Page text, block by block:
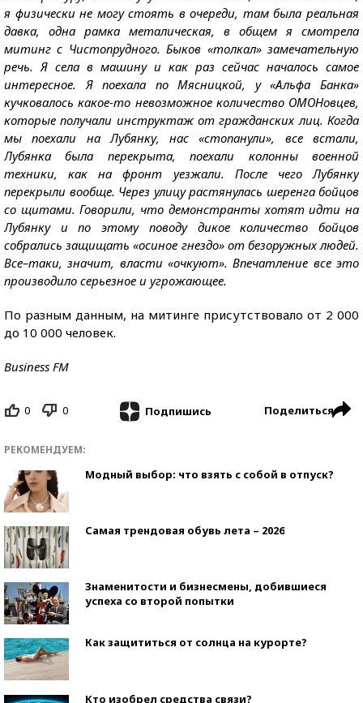
я физически не могу стоять в очереди, там была реальная
давка, одна рамка металическая, в общем я смотрела
митинг с Чистопрудного. Быков «толкал» замечательную
речь. Я села в машину и как раз сейчас началось самое
интересное. Я поехала по Мясницкой, у «Альфа Банка»
кучковалось какое-то невозможное количество ОМОНовцев,
которые получали инструктаж от гражданских лиц. Когда
мы поехали на Лубянку, нас «стопанули», все встали,
Лубянка была перекрыта, поехали колонны военной
техники, как на фронт уезжали. После чего Лубянку
перекрыли вообще. Через улицу растянулась шеренга бойцов
со щитами. Говорили, что демонстранты хотят идти на
Лубянку и по этому поводу дикое количество бойцов
собрались защищать «осиное гнездо» от безоружных людей.
Все–таки, значит, власти «очкуют». Впечатление все это
производило серьезное и угрожающее.
По разным данным, на митинге присутствовало от 2 000
до 10 000 человек.
Business FM
0 0 Подпишись Поделиться
РЕКОМЕНДУЕМ:
Модный выбор: что взять с собой в отпуск?
Самая трендовая обувь лета – 2026
Знаменитости и бизнесмены, добившиеся
успеха со второй попытки
Как защититься от солнца на курорте?
Кто изобрел средства связи?